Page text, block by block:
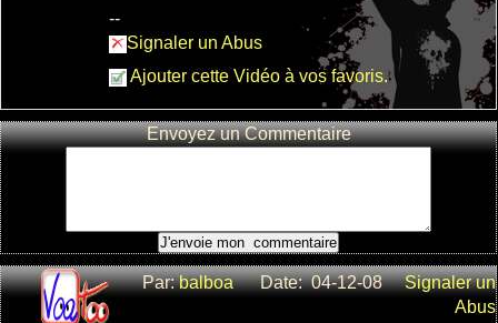
: 12426
regis au
--
Signaler un Abus
Ajouter cette Vidéo à vos favoris.
Envoyez un Commentaire
Par:balboaDate: 04-12-08
Signaler un
Abus